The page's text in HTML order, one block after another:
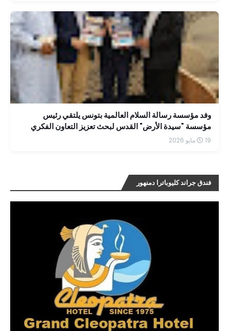
وفد مؤسسة رسالة السلام العالمية بتونس يلتقي رئيس
مؤسسة "سيدة الأرض" القدس لبحث تعزيز التعاون الفكري
19 مايو 2026
فندق جراند كليوباترا دمنهور